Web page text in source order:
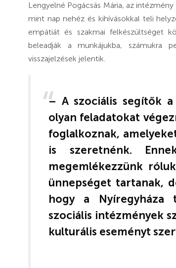
Lengyelné Pogácsás Mária, az
mint nap nehéz és kihívásokkal teli
empátiát és szakmai felkészültséget
beleadják a munkájukba, számukra
visszajelzések jelentik.
– A szociális segítők
olyan feladatokat
foglalkoznak,
is szeretnénk.
megemlékezzünk
ünnepséget tartanak,
hogy a Nyíregyháza
szociális intézmények
kulturális eseményt